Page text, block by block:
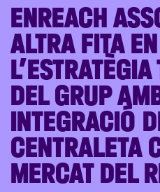
ENREACH
ALTRA FITA EN
DEL GRUP
INTEGRACIÓ
CENTRALETA
MERCAT DEL